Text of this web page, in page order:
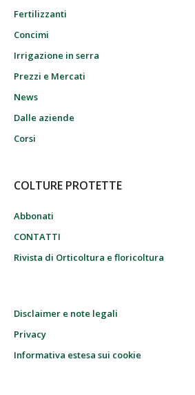
Fertilizzanti
Concimi
Irrigazione in serra
Prezzi e Mercati
News
Dalle aziende
Corsi
COLTURE PROTETTE
Abbonati
CONTATTI
Rivista di Orticoltura e floricoltura
Disclaimer e note legali
Privacy
Informativa estesa sui cookie